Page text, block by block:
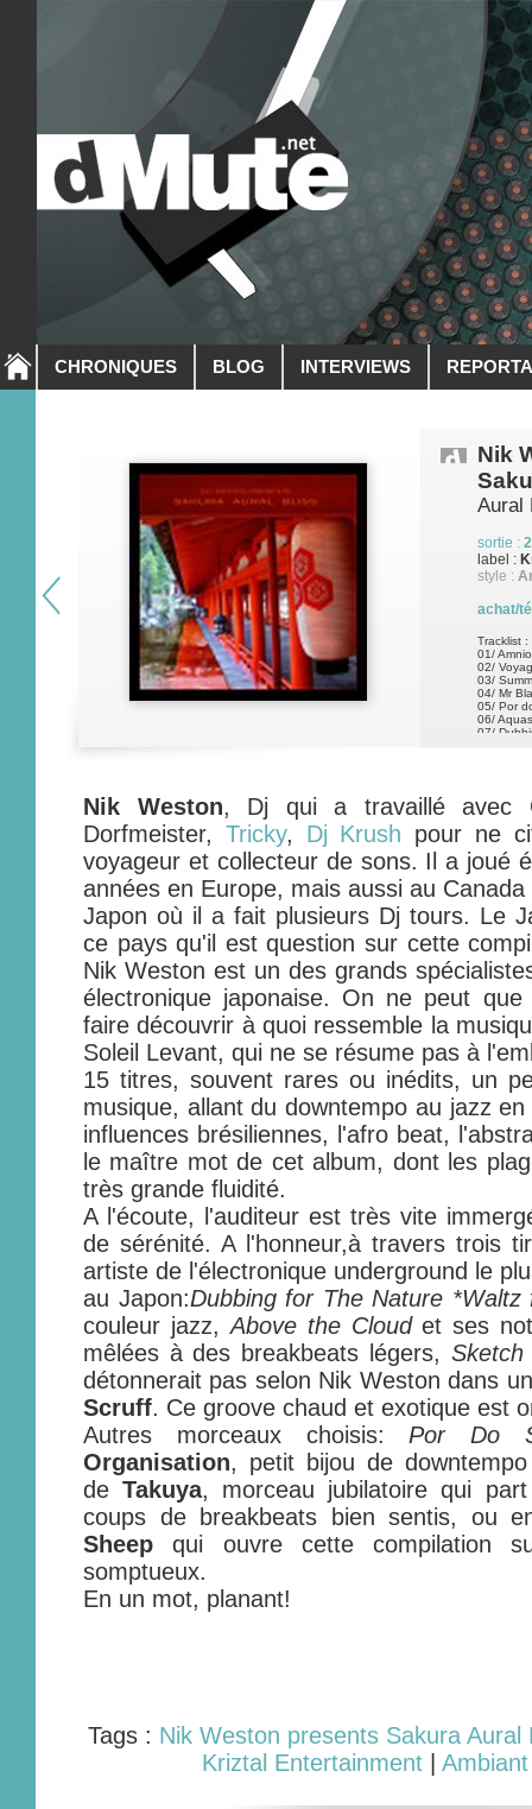
CHRONIQUES BLOG INTERVIEWS
Nik
Aural
sortie :
label :
style :
achat/
Tracklist :
01/
02/
03/
04/ Mr
05/ Por
06/
07/
Nik Weston, Dj qui a travaillé avec
Dorfmeister, Tricky, Dj Krush pour ne
voyageur et collecteur de sons. Il a joué
années en Europe, mais aussi au
Japon où il a fait plusieurs Dj tours. Le
ce pays qu'il est question sur cette
Nik Weston est un des grands
électronique japonaise. On ne peut
faire découvrir à quoi ressemble la
Soleil Levant, qui ne se résume pas à
15 titres, souvent rares ou inédits, un
musique, allant du downtempo au jazz
influences brésiliennes, l'afro beat,
le maître mot de cet album, dont les
très grande fluidité.
A l'écoute, l'auditeur est très vite
de sérénité. A l'honneur,à travers trois
artiste de l'électronique underground le
au Japon:Dubbing for The Nature
couleur jazz,Above the Cloudet ses
mêlées à des breakbeats légers,
détonnerait pas selon Nik Weston dans
Scruff. Ce groove chaud et exotique est
Autres morceaux choisis: Por Do
Organisation, petit bijou de
deTakuya, morceau jubilatoire qui
coups de breakbeats bien sentis, ou
Sheep qui ouvre cette compilation
somptueux.
En un mot, planant!
Tags : Nik Weston presents Sakura Aural
Kriztal Entertainment| Ambiant